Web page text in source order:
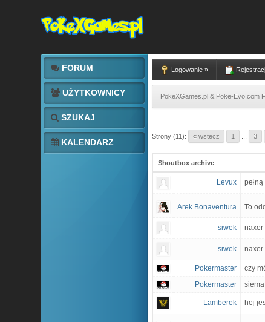
FORUM
UŻYTKOWNICY
SZUKAJ
KALENDARZ
Logowanie »
PokeXGames.pl & Poke-Evo.com
Strony (11): « wstecz 1 3
Shoutbox archive
Levux
Arek Bonaventura To
siwek naxer
siwek naxer
Pokermaster czy
Pokermaster siema
Lamberek hej